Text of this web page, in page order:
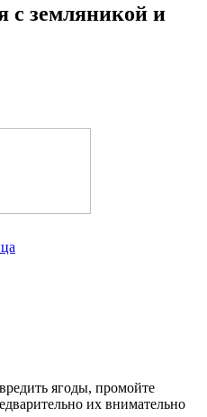
с земляникой и
ягоды, промойте
их внимательно